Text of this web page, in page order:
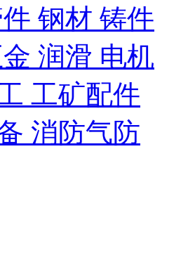
钢材 铸件
润滑 电机
工矿配件
消防气防